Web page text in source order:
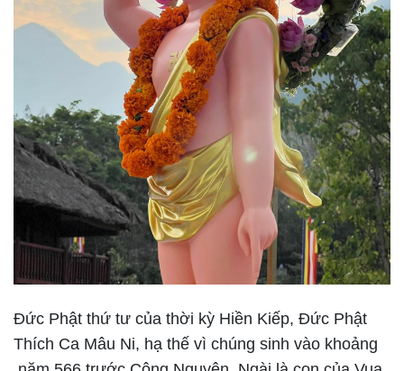
Đức Phật thứ tư của thời kỳ Hiền Kiếp, Đức Phật
Thích Ca Mâu Ni, hạ thế vì chúng sinh vào khoảng